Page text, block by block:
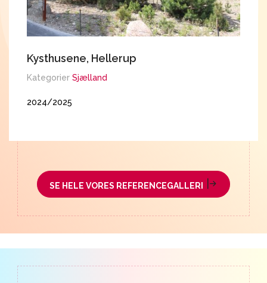
Kysthusene, Hellerup
Kategorier Sjælland
2024/2025
SE HELE VORES REFERENCEGALLERI